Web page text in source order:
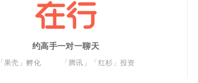
约高手一对一聊天
「果壳」孵化 「腾讯」「红杉」投资